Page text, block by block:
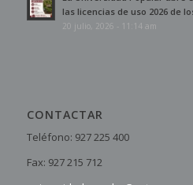
las licencias de uso 2026 de
20 julio, 2026 - 11:14 am
CONTACTAR
Teléfono: 927 225 400
Fax: 927 215 712